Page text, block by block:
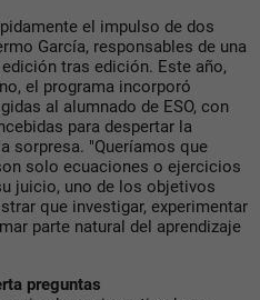
el impulso de dos
García, responsables de una
tras edición. Este año,
el programa incorporó
al alumnado de ESO, con
para despertar la
sorpresa. "Queríamos que
solo ecuaciones o ejercicios
juicio, uno de los objetivos
que investigar, experimentar
parte natural del aprendizaje
preguntas